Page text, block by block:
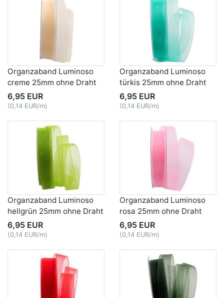
Organzaband Luminoso
creme 25mm ohne Draht
6,95 EUR
(0,14 EUR/m)
Organzaband Luminoso
türkis 25mm ohne Draht
6,95 EUR
(0,14 EUR/m)
Organzaband Luminoso
hellgrün 25mm ohne Draht
6,95 EUR
(0,14 EUR/m)
Organzaband Luminoso
rosa 25mm ohne Draht
6,95 EUR
(0,14 EUR/m)